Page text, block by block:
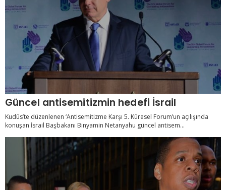
Güncel antisemitizmin hedefi İsrail
Kudüs’te düzenlenen ‘Antisemitizme Karşı 5. Küresel Forum’un açılışında
konuşan İsrail Başbakanı Binyamin Netanyahu güncel antisem...